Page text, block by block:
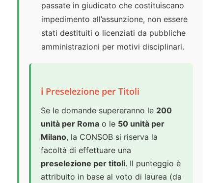
passate in giudicato che costituiscano
impedimento all’assunzione, non essere
stati destituiti o licenziati da pubbliche
amministrazioni per motivi disciplinari.
ℹ️ Preselezione per Titoli
Se le domande supereranno le 200
unità per Roma o le 50 unità per
Milano, la CONSOB si riserva la
facoltà di effettuare una
preselezione per titoli. Il punteggio è
attribuito in base al voto di laurea (da